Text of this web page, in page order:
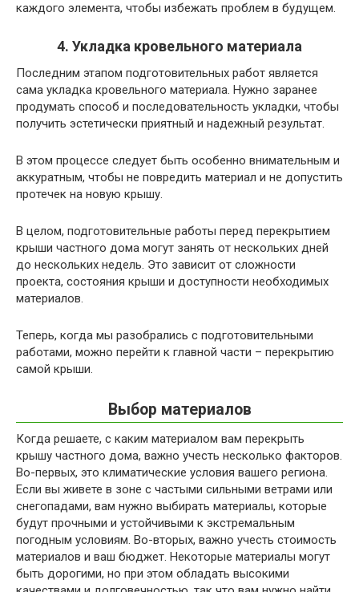
каждого элемента, чтобы избежать проблем в будущем.
4. Укладка кровельного материала
Последним этапом подготовительных работ является
сама укладка кровельного материала. Нужно заранее
продумать способ и последовательность укладки, чтобы
получить эстетически приятный и надежный результат.
В этом процессе следует быть особенно внимательным и
аккуратным, чтобы не повредить материал и не допустить
протечек на новую крышу.
В целом, подготовительные работы перед перекрытием
крыши частного дома могут занять от нескольких дней
до нескольких недель. Это зависит от сложности
проекта, состояния крыши и доступности необходимых
материалов.
Теперь, когда мы разобрались с подготовительными
работами, можно перейти к главной части – перекрытию
самой крыши.
Выбор материалов
Когда решаете, с каким материалом вам перекрыть
крышу частного дома, важно учесть несколько факторов.
Во-первых, это климатические условия вашего региона.
Если вы живете в зоне с частыми сильными ветрами или
снегопадами, вам нужно выбирать материалы, которые
будут прочными и устойчивыми к экстремальным
погодным условиям. Во-вторых, важно учесть стоимость
материалов и ваш бюджет. Некоторые материалы могут
быть дорогими, но при этом обладать высокими